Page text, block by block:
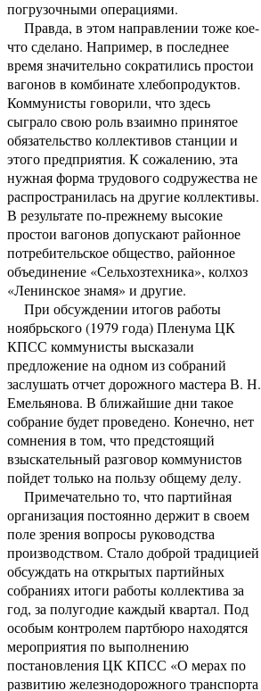
погрузочными операциями.
Правда, в этом направлении тоже кое-
что сделано. Например, в последнее
время значительно сократились простои
вагонов в комбинате хлебопродуктов.
Коммунисты говорили, что здесь
сыграло свою роль взаимно принятое
обязательство коллективов станции и
этого предприятия. К сожалению, эта
нужная форма трудового содружества не
распространилась на другие коллективы.
В результате по-прежнему высокие
простои вагонов допускают районное
потребительское общество, районное
объединение «Сельхозтехника», колхоз
«Ленинское знамя» и другие.
При обсуждении итогов работы
ноябрьского (1979 года) Пленума ЦК
КПСС коммунисты высказали
предложение на одном из собраний
заслушать отчет дорожного мастера В. Н.
Емельянова. В ближайшие дни такое
собрание будет проведено. Конечно, нет
сомнения в том, что предстоящий
взыскательный разговор коммунистов
пойдет только на пользу общему делу.
Примечательно то, что партийная
организация постоянно держит в своем
поле зрения вопросы руководства
производством. Стало доброй традицией
обсуждать на открытых партийных
собраниях итоги работы коллектива за
год, за полугодие каждый квартал. Под
особым контролем партбюро находятся
мероприятия по выполнению
постановления ЦК КПСС «О мерах по
развитию железнодорожного транспорта